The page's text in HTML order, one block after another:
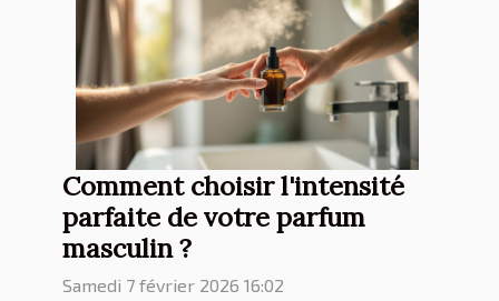
Comment choisir l'intensité
parfaite de votre parfum
masculin ?
Samedi 7 février 2026 16:02